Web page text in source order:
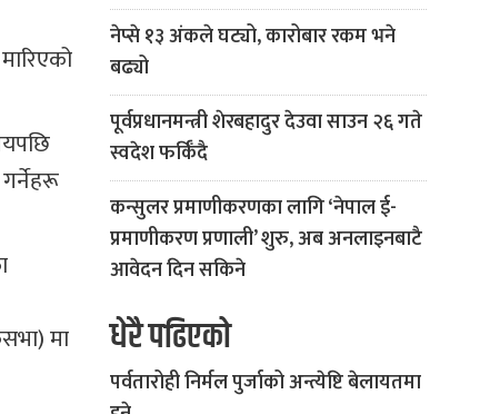
मा
नेप्से १३ अंकले घट्यो, कारोबार रकम भने
बढ्यो
पूर्वप्रधानमन्त्री शेरबहादुर देउवा साउन २६ गते
स्वदेश फर्किँदै
कन्सुलर प्रमाणीकरणका लागि ‘नेपाल ई-
प्रमाणीकरण प्रणाली’ शुरु, अब अनलाइनबाटै
आवेदन दिन सकिने
धेरै पढिएको
पर्वतारोही निर्मल पुर्जाको अन्त्येष्टि बेलायतमा